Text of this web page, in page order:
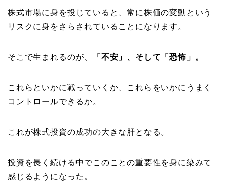
株式市場に身を投じていると、常に株価の変動という
リスクに身をさらされていることになります。
そこで生まれるのが、 「不安」、そして「恐怖」。
これらといかに戦っていくか、これらをいかにうまく
コントロールできるか。
これが株式投資の成功の大きな肝となる。
投資を長く続ける中でこのことの重要性を身に染みて
感じるようになった。